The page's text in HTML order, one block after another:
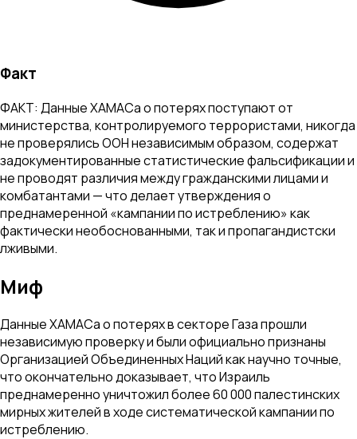
Факт
ФАКТ: Данные ХАМАСа о потерях поступают от
министерства, контролируемого террористами, никогда
не проверялись ООН независимым образом, содержат
задокументированные статистические фальсификации и
не проводят различия между гражданскими лицами и
комбатантами — что делает утверждения о
преднамеренной «кампании по истреблению» как
фактически необоснованными, так и пропагандистски
лживыми.
Миф
Данные ХАМАСа о потерях в секторе Газа прошли
независимую проверку и были официально признаны
Организацией Объединенных Наций как научно точные,
что окончательно доказывает, что Израиль
преднамеренно уничтожил более 60 000 палестинских
мирных жителей в ходе систематической кампании по
истреблению.